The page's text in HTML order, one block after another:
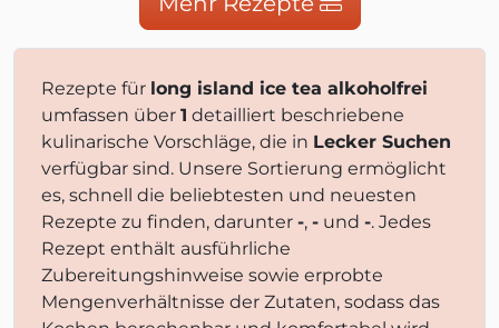
Rezepte für long island ice tea alkoholfrei
umfassen über 1 detailliert beschriebene
kulinarische Vorschläge, die in Lecker Suchen
verfügbar sind. Unsere Sortierung ermöglicht
es, schnell die beliebtesten und neuesten
Rezepte zu finden, darunter -, - und -. Jedes
Rezept enthält ausführliche
Zubereitungshinweise sowie erprobte
Mengenverhältnisse der Zutaten, sodass das